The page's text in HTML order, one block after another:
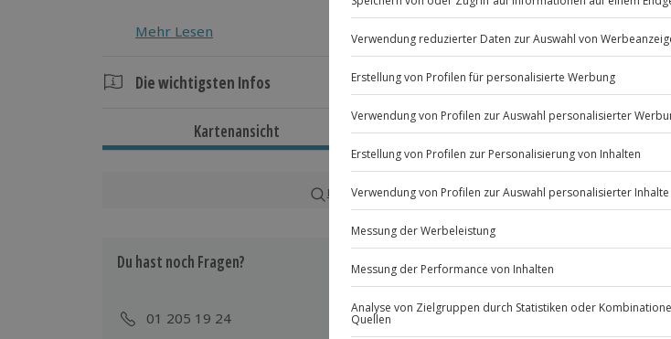
Mehr Lesen
Die wichtigsten Infos
Gesamtdauer: ca. 4 Stunden
Reine Erlebnisdauer: ca. 3 Stunden
Ganzjährig zu bestimmten Terminen verfügbar
Keine Hinweise auf körperliche oder psychische Beeinträchtigungen
Kartenansicht Listenansicht
© OpenStreetMaps
Karte in Großansicht
Du hast noch Fragen?
01 205 19 24
Jochen SchweizerGmbH